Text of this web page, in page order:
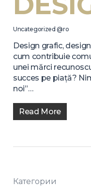
Uncategorized @ro
Design grafic,
cum contribuie
unei mărci
succes pe piață?
noi”…
Read More
Категории